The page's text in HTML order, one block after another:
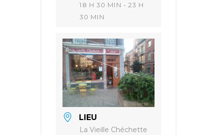
18 H 30 MIN - 23 H
30 MIN
LIEU
La Vieille Chéchette